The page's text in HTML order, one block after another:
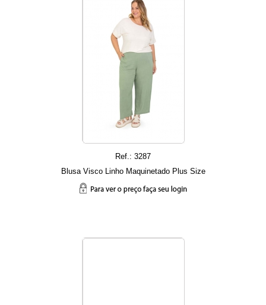
Ref.: 3287
Blusa Visco Linho Maquinetado Plus Size